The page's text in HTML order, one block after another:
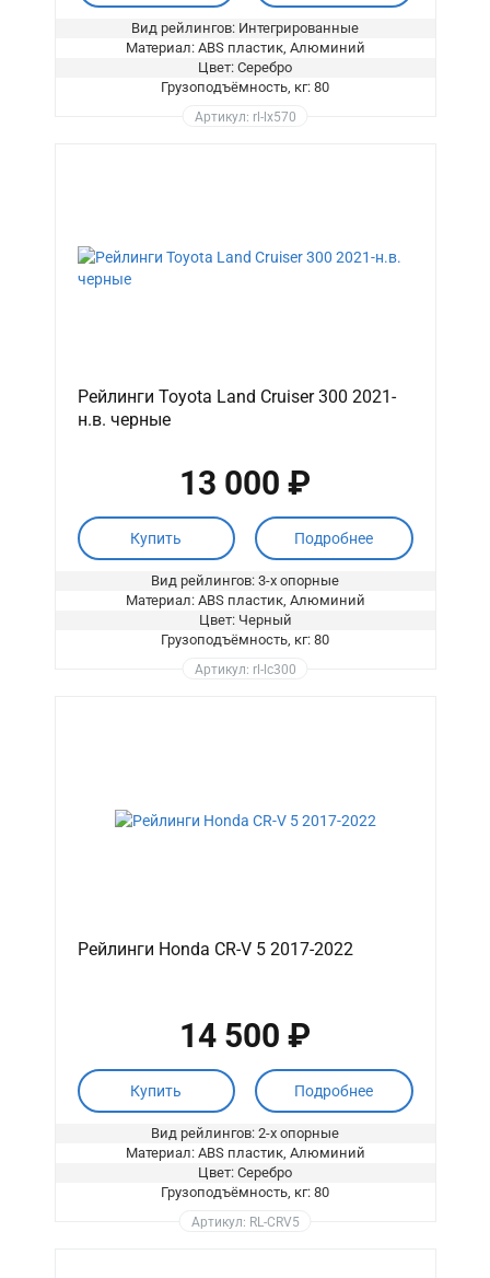
Вид рейлингов: Интегрированные
Материал: ABS пластик, Алюминий
Цвет: Серебро
Грузоподъёмность, кг: 80
Артикул: rl-lx570
Рейлинги Toyota Land Cruiser 300 2021-
н.в. черные
13 000 ₽
Купить Подробнее
Вид рейлингов: 3-х опорные
Материал: ABS пластик, Алюминий
Цвет: Черный
Грузоподъёмность, кг: 80
Артикул: rl-lc300
Рейлинги Honda CR-V 5 2017-2022
14 500 ₽
Купить Подробнее
Вид рейлингов: 2-х опорные
Материал: ABS пластик, Алюминий
Цвет: Серебро
Грузоподъёмность, кг: 80
Артикул: RL-CRV5